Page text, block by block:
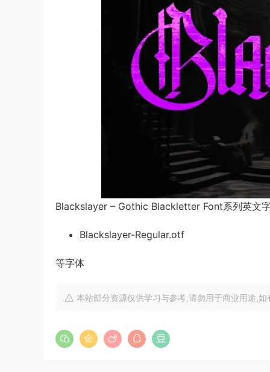
Blackslayer – Gothic Blackletter Font系列英文
Blackslayer-Regular.otf
等字体
本站部分资源仅供学习与参考,请勿用于商业用途,